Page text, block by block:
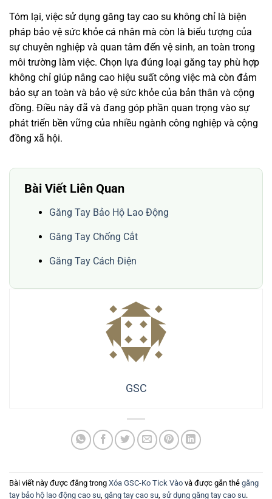
Tóm lại, việc sử dụng găng tay cao su không chỉ là biện
pháp bảo vệ sức khỏe cá nhân mà còn là biểu tượng của
sự chuyên nghiệp và quan tâm đến vệ sinh, an toàn trong
môi trường làm việc. Chọn lựa đúng loại găng tay phù hợp
không chỉ giúp nâng cao hiệu suất công việc mà còn đảm
bảo sự an toàn và bảo vệ sức khỏe của bản thân và cộng
đồng. Điều này đã và đang góp phần quan trọng vào sự
phát triển bền vững của nhiều ngành công nghiệp và cộng
đồng xã hội.
Bài Viết Liên Quan
Găng Tay Bảo Hộ Lao Động
Găng Tay Chống Cắt
Găng Tay Cách Điện
GSC
Bài viết này được đăng trong Xóa GSC-Ko Tick Vào và được gắn thẻ găng
tay bảo hộ lao động cao su găng tay cao su sử dụng găng tay cao su.